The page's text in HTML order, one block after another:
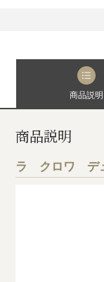
商品説明
商品説明
ラ クロワ デ